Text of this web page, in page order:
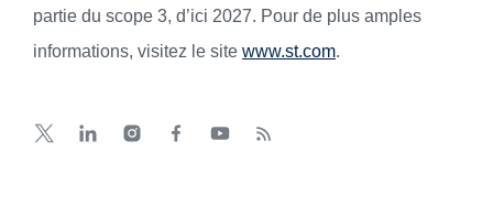
partie du scope 3, d’ici 2027. Pour de plus amples
informations, visitez le site www.st.com.